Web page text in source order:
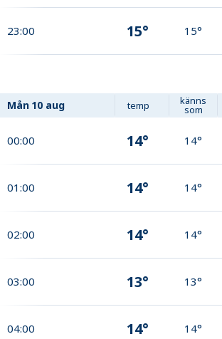
23:00 15° 15°
Mån 10 aug temp känns
som
00:00 14° 14°
01:00 14° 14°
02:00 14° 14°
03:00 13° 13°
04:00 14° 14°